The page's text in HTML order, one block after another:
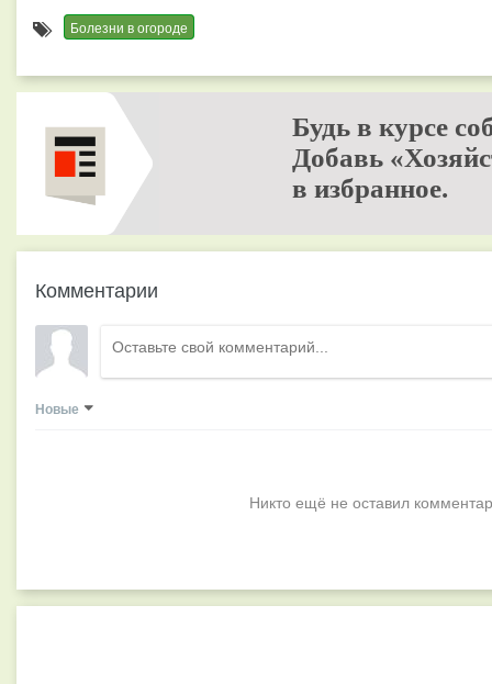
Болезни в огороде
Будь в курсе
Добавь
в избранное.
Комментарии
Новые
Никто ещё не оставил